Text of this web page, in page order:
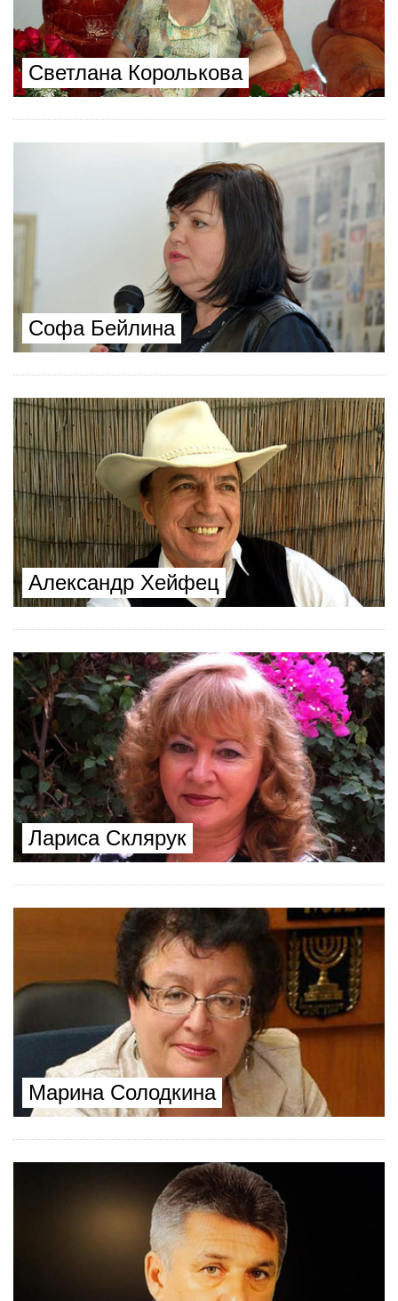
Светлана Королькова
Софа Бейлина
Александр Хейфец
Лариса Склярук
Марина Солодкина